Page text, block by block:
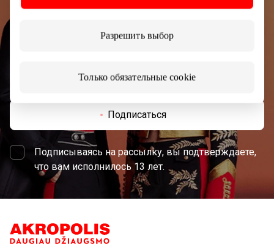
Разрешить выбор
Только обязательные cookie
мероприятиях и самой свежей информации от
Подписаться
Подписываясь на рассылку, вы подтверждаете,
что вам исполнилось 13 лет.